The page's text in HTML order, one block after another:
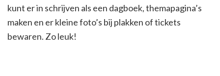
kunt er in schrijven als een dagboek, themapagina’s
maken en er kleine foto’s bij plakken of tickets
bewaren. Zo leuk!